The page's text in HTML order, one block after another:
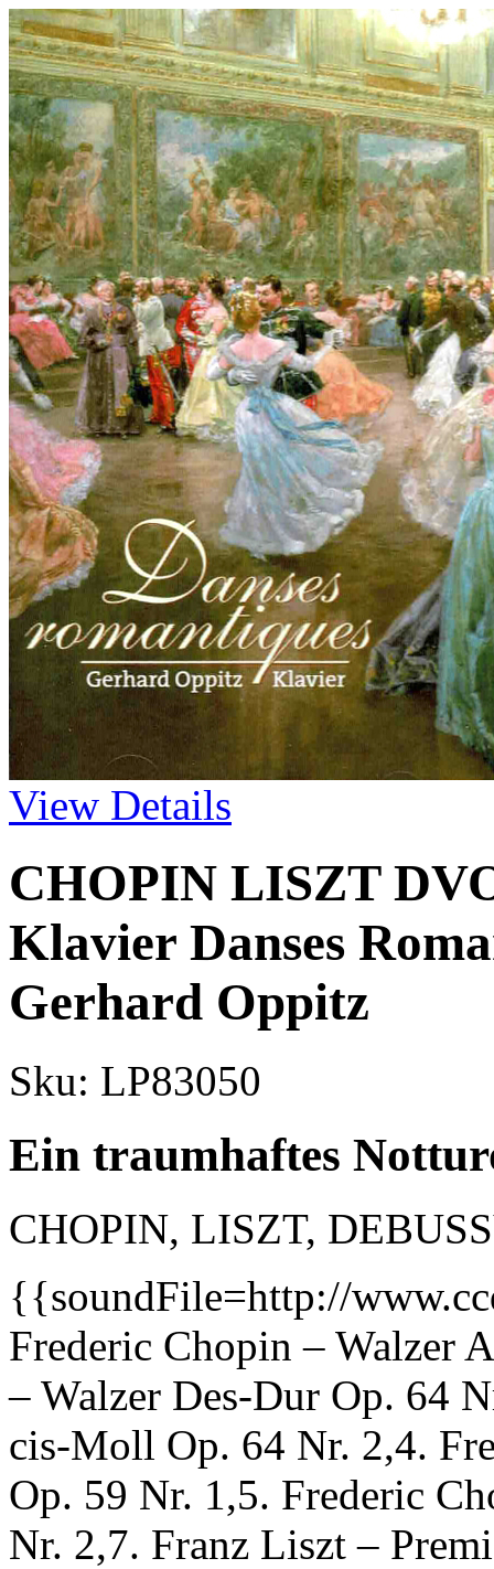
View Details
CHOPIN LISZT
Klavier Danses
Gerhard Oppitz
Sku: LP83050
Ein traumhaftes
CHOPIN, LISZT,
{{soundFile=http://
Frederic Chopin – Walzer
– Walzer Des-Dur Op. 64
cis-Moll Op. 64 Nr. 2,4.
Op. 59 Nr. 1,5. Frederic
Nr. 2,7. Franz Liszt –